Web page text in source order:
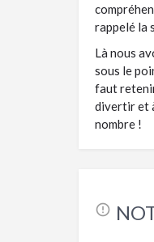
rappelé la
Là nous
sous le
faut
divertir et
nombre !